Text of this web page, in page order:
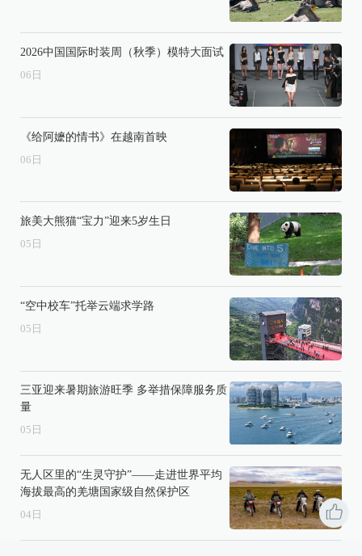
2026中国国际时装周（秋季）模特大面试
06 日
《给阿嬷的情书》在越南首映
06 日
旅美大熊猫“宝力”迎来5岁生日
05 日
“空中校车”托举云端求学路
05 日
三亚迎来暑期旅游旺季 多举措保障服务质
量
05 日
无人区里的“生灵守护”——走进世界平均
海拔最高的羌塘国家级自然保护区
04 日